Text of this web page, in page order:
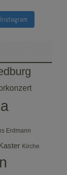
Erdmann
Kaster Kirche